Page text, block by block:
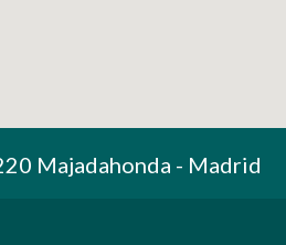
Majadahonda - Madrid